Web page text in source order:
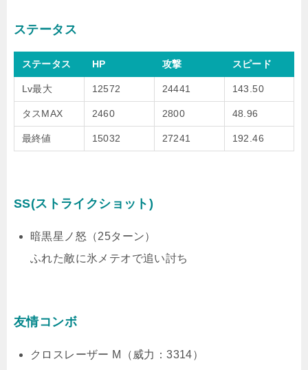
ステータス
ステータス HP 攻撃 スピード
Lv最大 12572 24441 143.50
タスMAX 2460 2800 48.96
最終値 15032 27241 192.46
SS(ストライクショット)
暗黒星ノ怒（25ターン）
ふれた敵に氷メテオで追い討ち
友情コンボ
クロスレーザー M（威力：3314）